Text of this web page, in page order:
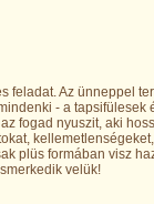
feladat. Az ünneppel
- a tapsifülesek
fogad nyuszit, aki
plüs formában visz
velük!